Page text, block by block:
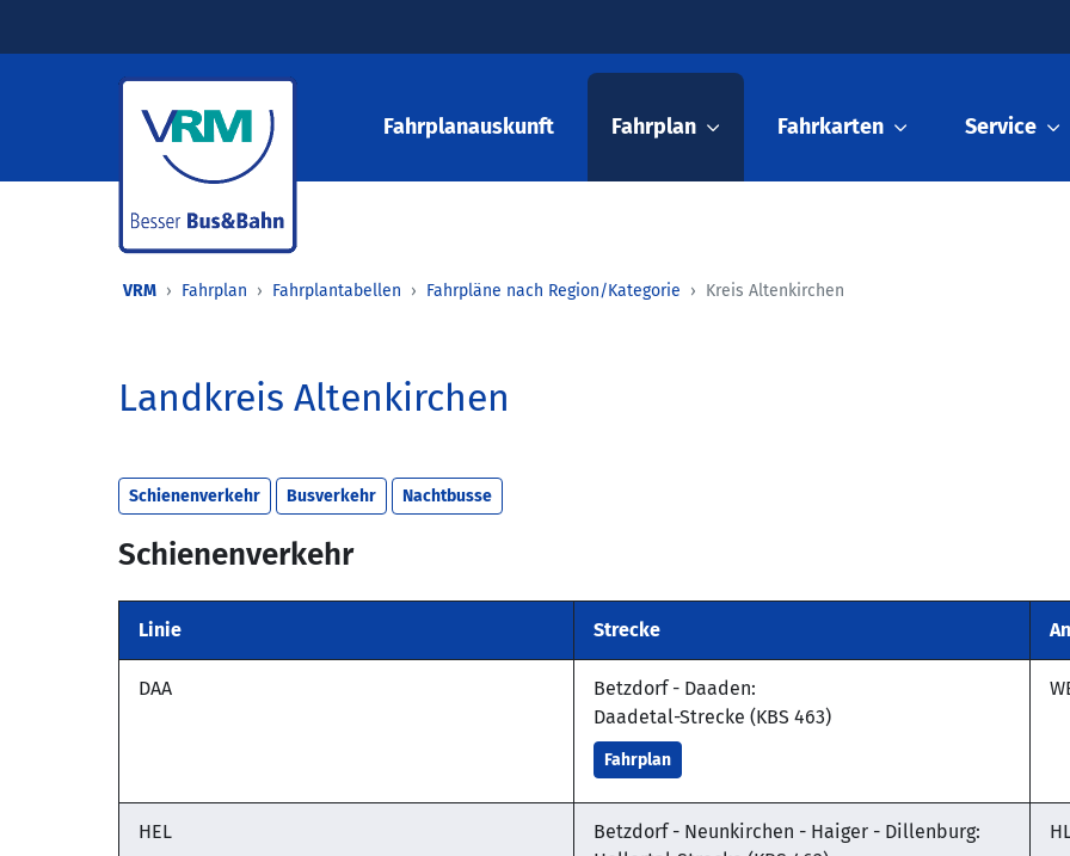
Fahrplanauskunft Fahrplan Fahrkarten Service
VRM Fahrplan Fahrplantabellen Fahrpläne nach Region/Kategorie Kreis Altenkirchen
Landkreis Altenkirchen
Schienenverkehr Busverkehr Nachtbusse
Schienenverkehr
Linie Strecke
DAA
Betzdorf - Daaden:
Daadetal-Strecke (KBS 463)
Fahrplan
HEL
Betzdorf - Neunkirchen - Haiger - Dillenburg: